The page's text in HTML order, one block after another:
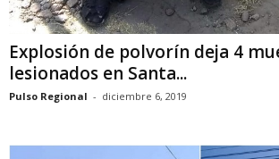
Explosión de polvorín deja 4
lesionados en Santa...
Pulso Regional - diciembre 6, 2019